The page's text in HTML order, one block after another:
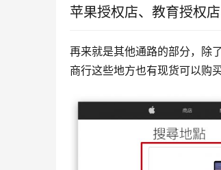
苹果授权店、教育授权
再来就是其他通路的部分，除
商行这些地方也有现货可以购